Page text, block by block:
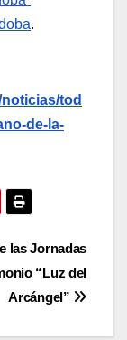
.
tod
de-la-
las Jornadas
“Luz del
Arcángel”